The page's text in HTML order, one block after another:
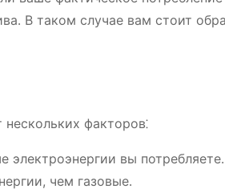
В таком случае вам стоит
факторов⁚
вы потребляете․
чем газовые․